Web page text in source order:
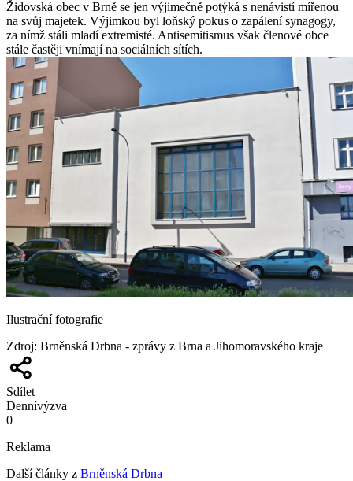
Židovská obec v Brně se jen výjimečně potýká s nenávistí mířenou
na svůj majetek. Výjimkou byl loňský pokus o zapálení synagogy,
za nímž stáli mladí extremisté. Antisemitismus však členové obce
stále častěji vnímají na sociálních sítích.
Ilustrační fotografie
Zdroj: Brněnská Drbna - zprávy z Brna a Jihomoravského kraje
Sdílet
Dennívýzva
0
Reklama
Další články z Brněnská Drbna